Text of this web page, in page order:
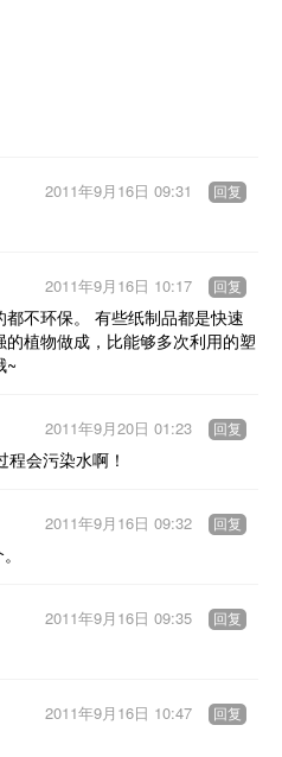
2011年9月16日 09:31 回复
都不环保。 有些纸制品都是快速
的植物做成，比能够多次利用的塑
~
2011年9月16日 10:17 回复
程会污染水啊！
2011年9月20日 01:23 回复
2011年9月16日 09:32 回复
2011年9月16日 09:35 回复
2011年9月16日 10:47 回复